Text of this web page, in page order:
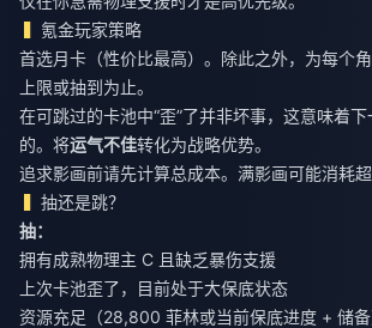
氪金玩家策略
首选月卡（性价比最高）。除此之外，为每个
上限或抽到为止。
在可跳过的卡池中“歪”了并非坏事，这意味着
的。将运气不佳转化为战略优势。
追求影画前请先计算总成本。满影画可能消耗
抽还是跳？
抽：
拥有成熟物理主 C 且缺乏暴伤支援
上次卡池歪了，目前处于大保底状态
资源充足（28,800 菲林或当前保底进度 + 储备